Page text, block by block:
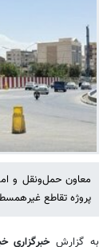
پروژه تقاطع
به گزارشخبرگزاری